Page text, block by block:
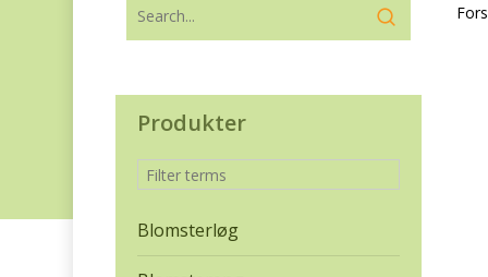
Produkter
Blomsterløg